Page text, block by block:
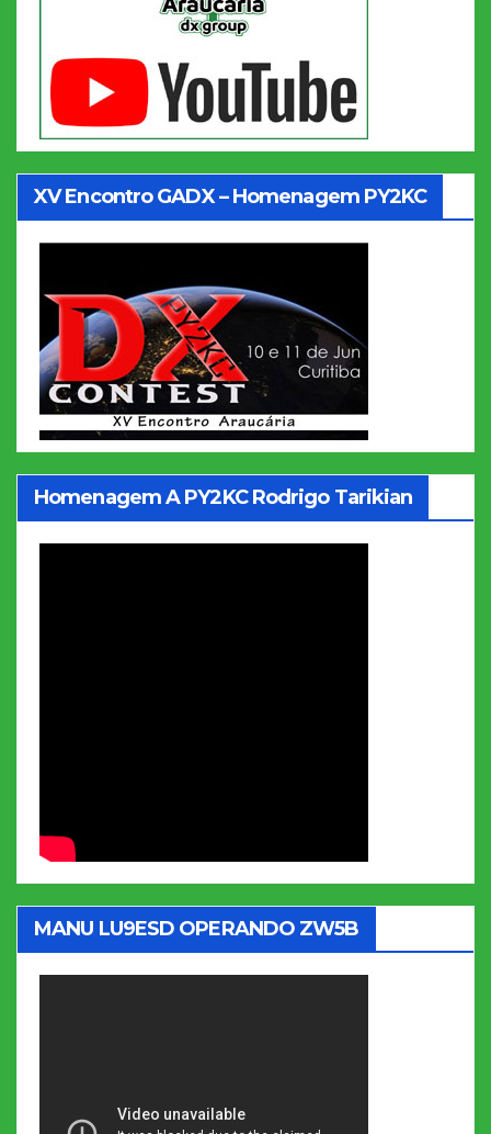
XV Encontro GADX – Homenagem PY2KC
Homenagem A PY2KC Rodrigo Tarikian
MANU LU9ESD OPERANDO ZW5B